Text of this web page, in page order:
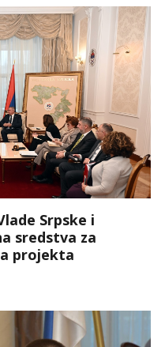
Srpske i
sredstva za
projekta